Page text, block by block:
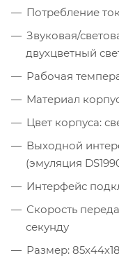
Потребление
Звуковая/
двухцветный
Рабочая
Материал
Цвет корпуса:
Выходной
(эмуляция
Интерфейс
Скорость
секунду
Размер: